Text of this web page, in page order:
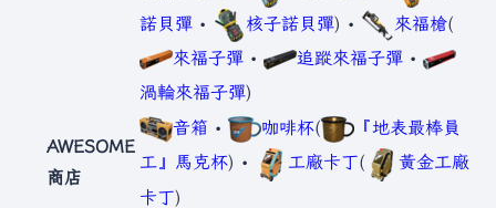
諾貝彈 • 核子諾貝彈) • 來福槍(
來福子彈 • 追蹤來福子彈 •
渦輪來福子彈)
AWESOME
商店
音箱 • 咖啡杯(
『地表最棒員
工』馬克杯) • 工廠卡丁(
黃金工廠
卡丁)